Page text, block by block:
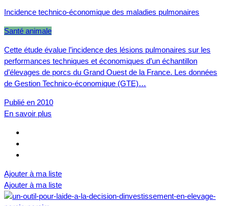
Incidence technico-économique des maladies pulmonaires
Santé animale
Cette étude évalue l’incidence des lésions pulmonaires sur les
performances techniques et économiques d’un échantillon
d’élevages de porcs du Grand Ouest de la France. Les données
de Gestion Technico-économique (GTE)…
Publié en 2010
En savoir plus
Ajouter à ma liste
Ajouter à ma liste